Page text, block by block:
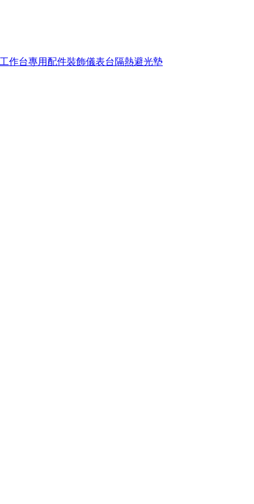
作台專用配件裝飾儀表台隔熱避光墊